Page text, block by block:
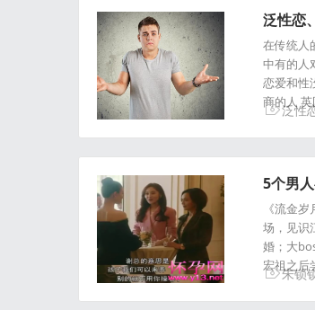
泛性恋
在传统人
中有的人
恋爱和性
商的人
泛性
5个男
《流金
场，见识
婚；大
宏祖之后
朱锁